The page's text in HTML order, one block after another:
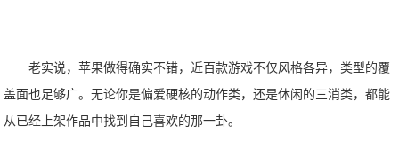
老实说，苹果做得确实不错，近百款游戏不仅风格各异，类型的覆
盖面也足够广。无论你是偏爱硬核的动作类，还是休闲的三消类，都能
从已经上架作品中找到自己喜欢的那一卦。